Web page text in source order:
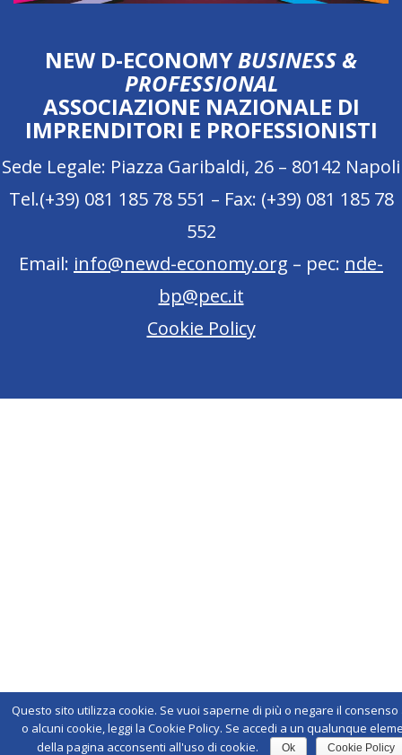
NEW D-ECONOMYBUSINESS &
PROFESSIONAL
ASSOCIAZIONE NAZIONALE DI
IMPRENDITORI E PROFESSIONISTI
Sede Legale: Piazza Garibaldi, 26 – 80142 Napoli
Tel.(+39) 081 185 78 551 – Fax: (+39) 081 185 78
552
Email: info@newd-economy.org – pec: nde-
bp@pec.it
Cookie Policy
Questo sito utilizza cookie. Se vuoi saperne di più o negare il consenso
o alcuni cookie, leggi la Cookie Policy. Se accedi a un qualunque
della pagina acconsenti all'uso di cookie.
Ok Cookie Policy